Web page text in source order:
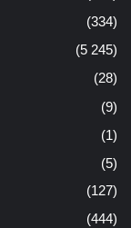
(334)
(5 245)
(28)
(9)
(1)
(5)
(127)
(444)